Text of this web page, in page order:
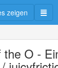
zeigen
the O -